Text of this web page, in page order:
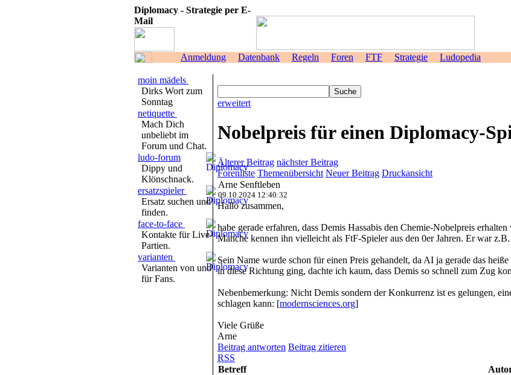
Diplomacy - Strategie per E-
Mail
Anmeldung Datenbank Regeln Foren FTF Strategie Ludopedia
moin mädels
Dirks Wort zum
Sonntag
netiquette
Mach Dich
unbeliebt im
Forum und Chat.
ludo-forum
Dippy und
Klönschnack.
ersatzspieler
Ersatz suchen und
finden.
face-to-face
Kontakte für Live-
Partien.
varianten
Varianten von und
für Fans.
erweitert
Nobelpreis für einen Diplomacy-
Älterer Beitrag nächster Beitrag
Forenliste Themenübersicht Neuer Beitrag Druckansicht
Arne Senftleben
09.10.2024 12:40:32
Hallo zusammen,
habe gerade erfahren, dass Demis Hassabis den Chemie-Nobelpreis
Manche kennen ihn vielleicht als FtF-Spieler aus den 0er Jahren. Er war
Sein Name wurde schon für einen Preis gehandelt, da AI ja gerade das
in diese Richtung ging, dachte ich kaum, dass Demis so schnell zum Zug
Nebenbemerkung: Nicht Demis sondern der Konkurrenz ist es gelungen,
schlagen kann: [modernsciences.org]
Viele Grüße
Arne
Beitrag antworten Beitrag zitieren
RSS
Betreff